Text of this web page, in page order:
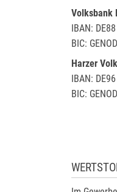
Volksbank
IBAN:
BIC:
Harzer
IBAN:
BIC: